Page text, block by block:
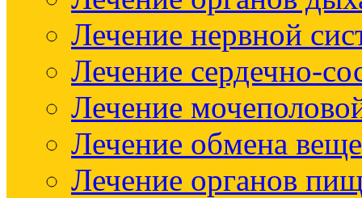
Лечение нервной
Лечение сердечно-
Лечение
Лечение обмена
Лечение органов